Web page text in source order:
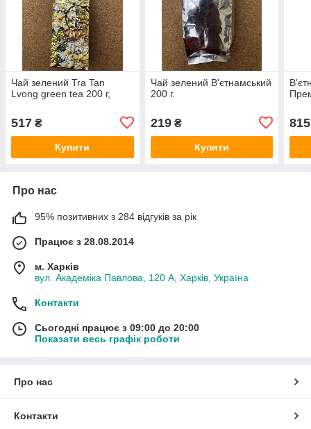
Чай зелений Tra Tan
Lvong green tea 200 г,
517 ₴
Купити
Чай зелений В'єтнамський
200 г.
219₴
Купити
815
Про нас
95% позитивних з 284 відгуків за рік
Працює з 28.08.2014
м. Харків
вул. Академіка Павлова, 120 А, Харків, Україна
Контакти
Сьогодні працює з 09:00 до 20:00
Показати весь графік роботи
Про нас
Контакти